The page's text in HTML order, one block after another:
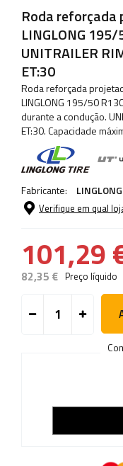
Roda reforçada
LINGLONG
UNITRAILER
ET:30
Roda reforçada
LINGLONG 195/50
durante a condução.
ET:30. Capacidade
Fabricante:
Verifique em qual
101,29
82,35 € Preço líquido